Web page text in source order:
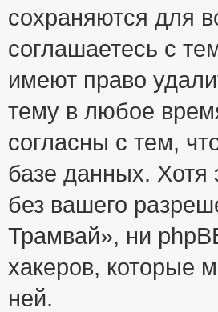
сохраняются для
соглашаетесь с
имеют право
тему в любое
согласны с тем,
базе данных. Хотя
без вашего
Трамвай», ни
хакеров, которые
ней.